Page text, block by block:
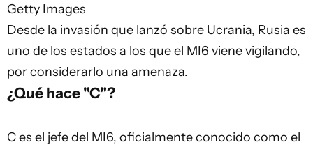
Getty Images
Desde la invasión que lanzó sobre Ucrania, Rusia es
uno de los estados a los que el MI6 viene vigilando,
por considerarlo una amenaza.
¿Qué hace "C"?
C es el jefe del MI6, oficialmente conocido como el